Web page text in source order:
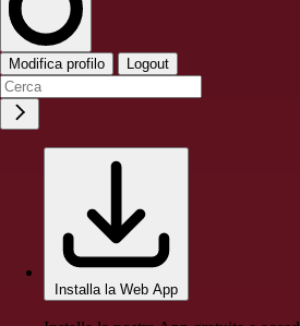
Modifica profilo Logout
Installa la Web App